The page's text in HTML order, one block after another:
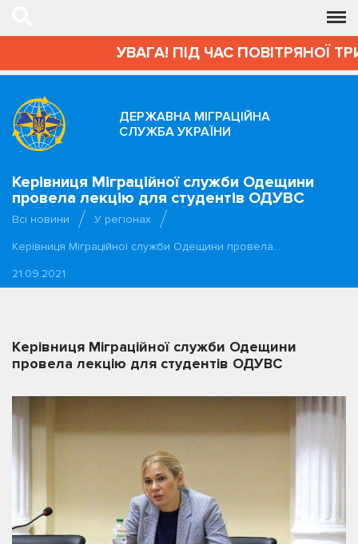
УВАГА! ПІД ЧАС ПОВІТРЯНОЇ
ДЕРЖАВНА МІГРАЦІЙНА
СЛУЖБА УКРАЇНИ
Керівниця Міграційної служби Одещини
провела лекцію для студентів ОДУВС
Всі новини
У регіонах
Керівниця Міграційної служби Одещини провела…
21.09.2021
Керівниця Міграційної служби Одещини
провела лекцію для студентів ОДУВС